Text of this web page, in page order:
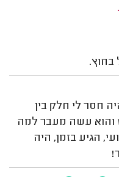
בחוץ.
חסר לי חלק בין
והוא עשה מעבר למה
הגיע בזמן, היה